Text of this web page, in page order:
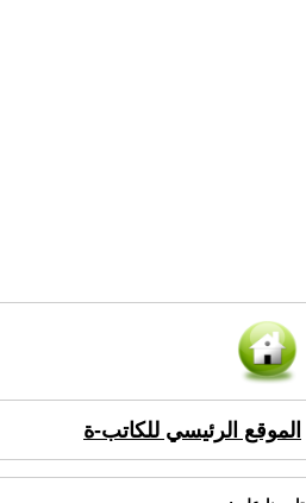
الموقع الرئيسي للكاتب-ة